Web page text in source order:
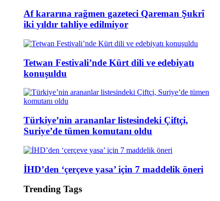
Af kararına rağmen gazeteci Qareman Şukrî
iki yıldır tahliye edilmiyor
Tetwan Festivali’nde Kürt dili ve edebiyatı
konuşuldu
Türkiye’nin arananlar listesindeki Çiftçi,
Suriye’de tümen komutanı oldu
İHD’den ‘çerçeve yasa’ için 7 maddelik öneri
Trending Tags